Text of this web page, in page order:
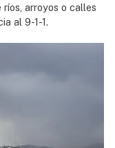
arroyos o calles
al 9-1-1.